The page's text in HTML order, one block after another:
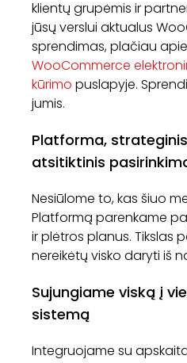
klientų grupėmis ir
jūsų verslui aktualus
sprendimas, plačiau
WooCommerce
kūrimo puslapyje.
jumis.
Platforma,
atsitiktinis
Nesiūlome to, kas šiuo
Platformą parenkame
ir plėtros planus. Tikslas
nereikėtų visko daryti iš
Sujungiame viską į
sistemą
Integruojame su